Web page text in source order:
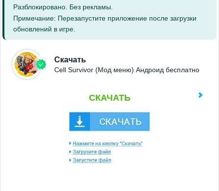
Разблокировано. Без рекламы.
Примечание: Перезапустите приложение после загрузки
обновлений в игре.
Скачать
Cell Survivor (Мод меню) Андроид бесплатно
СКАЧАТЬ